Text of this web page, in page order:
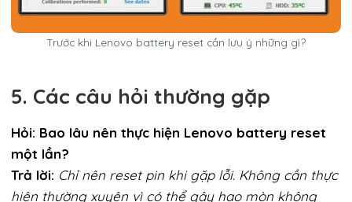
Trước khi Lenovo battery reset cần lưu ý những gì?
5. Các câu hỏi thường gặp
Hỏi: Bao lâu nên thực hiện Lenovo battery reset
một lần?
Trả lời: Chỉ nên reset pin khi gặp lỗi. Không cần thực
hiện thường xuyên vì có thể gây hao mòn không